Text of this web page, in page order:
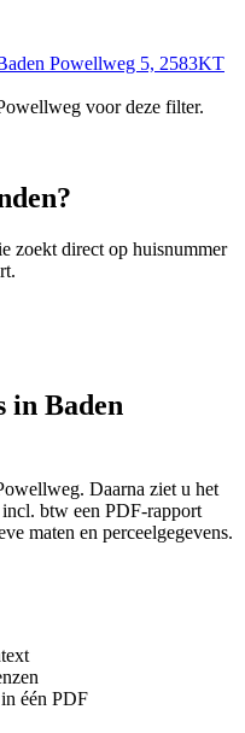
Powellweg 5, 2583KT
voor deze filter.
zoekt direct op huisnummer
in Baden
Daarna ziet u het
btw een PDF-rapport
maten en perceelgegevens.
één PDF